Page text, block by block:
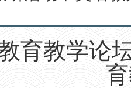
育教学论